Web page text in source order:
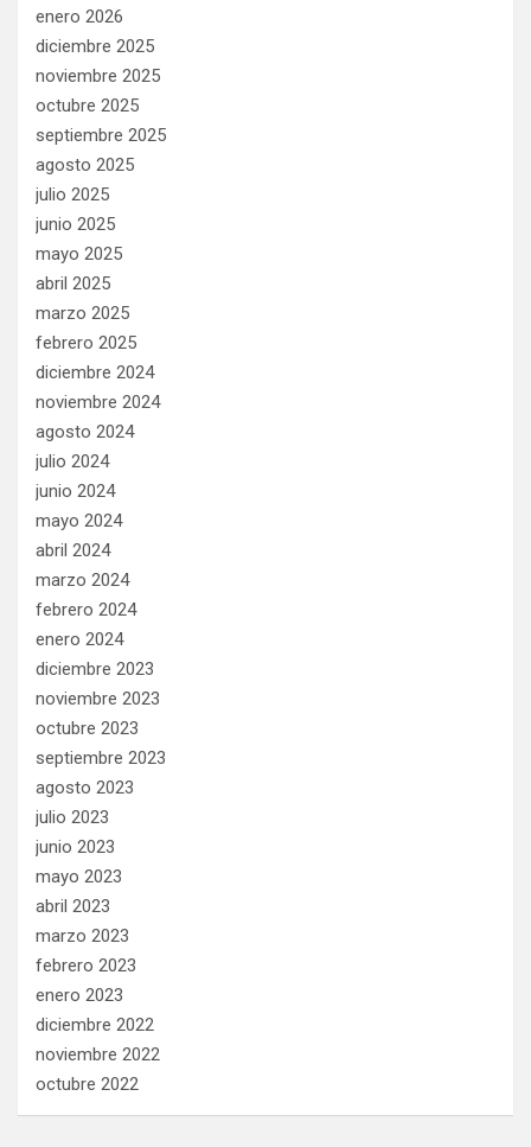
enero 2026
diciembre 2025
noviembre 2025
octubre 2025
septiembre 2025
agosto 2025
julio 2025
junio 2025
mayo 2025
abril 2025
marzo 2025
febrero 2025
diciembre 2024
noviembre 2024
agosto 2024
julio 2024
junio 2024
mayo 2024
abril 2024
marzo 2024
febrero 2024
enero 2024
diciembre 2023
noviembre 2023
octubre 2023
septiembre 2023
agosto 2023
julio 2023
junio 2023
mayo 2023
abril 2023
marzo 2023
febrero 2023
enero 2023
diciembre 2022
noviembre 2022
octubre 2022